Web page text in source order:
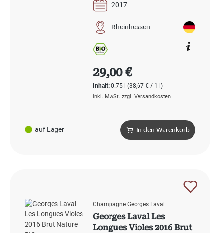
auf Lager
2017
Rheinhessen
Inhalt:0.75 l(38,67 € / 1 l)
Regulärer Preis:
29,00 €
inkl. MwSt. zzgl. Versandkosten
In den Warenkorb
Champagne Georges Laval
Georges Laval Les
Longues Violes 2016 Brut